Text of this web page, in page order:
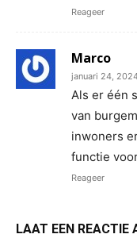
Reageer
Marco
januari 24,
Als er één
van
inwoners
functie
Reageer
LAAT EEN REACTIE